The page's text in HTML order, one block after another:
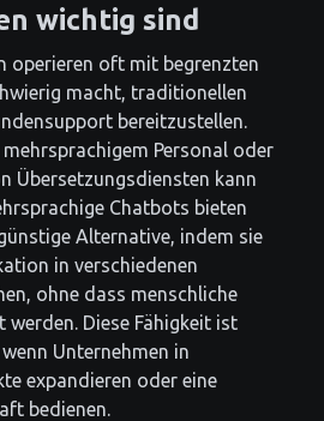
wichtig sind
operieren oft mit begrenzten
macht, traditionellen
bereitzustellen.
Personal oder
Übersetzungsdiensten kann
Chatbots bieten
Alternative, indem sie
in verschiedenen
ohne dass menschliche
werden. Diese Fähigkeit ist
Unternehmen in
expandieren oder eine
bedienen.